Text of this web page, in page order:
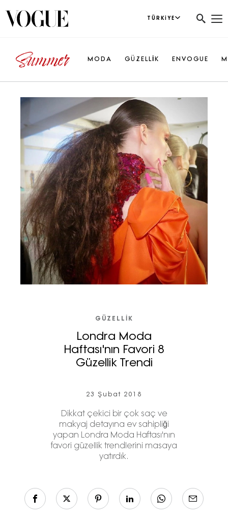
TÜRKIYE
MODA GÜZELLİK ENVOGUE
GÜZELLIK
Londra Moda
Haftası'nın Favori 8
Güzellik Trendi
23 Şubat 2018
Dikkat çekici bir çok saç ve
makyaj detayına ev sahipliği
yapan Londra Moda Haftası'nın
favori güzellik trendlerini masaya
yatırdık.